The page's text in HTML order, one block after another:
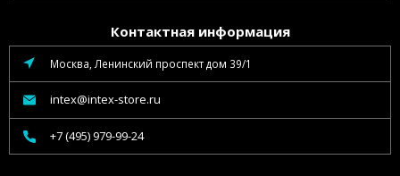
Контактная информация
Москва, Ленинский проспект дом 39/1
intex@intex-store.ru
+7 (495) 979-99-24